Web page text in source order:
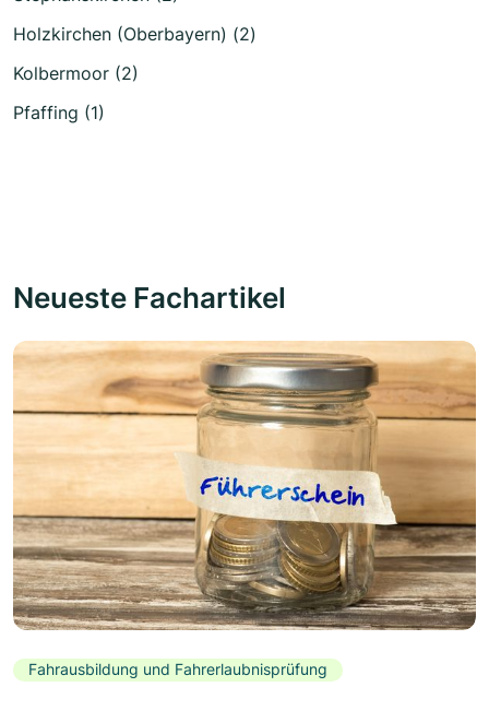
Holzkirchen (Oberbayern) (2)
Kolbermoor (2)
Pfaffing (1)
Neueste Fachartikel
Fahrausbildung und Fahrerlaubnisprüfung